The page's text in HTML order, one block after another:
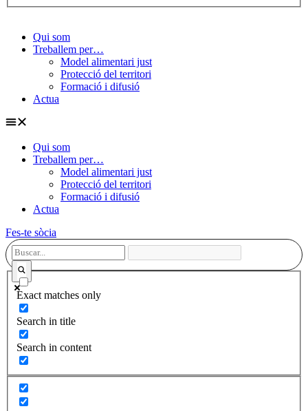
Qui som
Treballem per…
Model alimentari just
Protecció del territori
Formació i difusió
Actua
Qui som
Treballem per…
Model alimentari just
Protecció del territori
Formació i difusió
Actua
Fes-te sòcia
Exact matches only
Search in title
Search in content